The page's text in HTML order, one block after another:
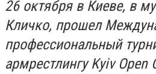
26 октября в Киеве, в
Кличко, прошел
профессиональный
армрестлингу Kyiv Open